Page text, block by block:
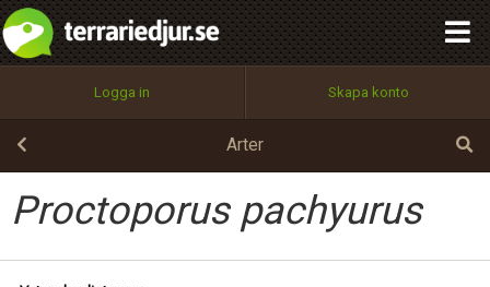
Logga in Skapa konto
Arter
Proctoporus pachyurus
Utför
100%
OK
integritetspolicy
Namn:
Epost:
Begär nytt lösenord
Tillbaka till förstasidan